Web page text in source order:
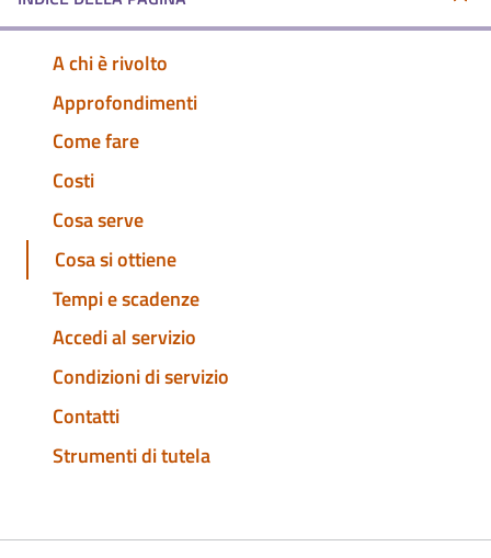
A chi è rivolto
Approfondimenti
Come fare
Costi
Cosa serve
Cosa si ottiene
Tempi e scadenze
Accedi al servizio
Condizioni di servizio
Contatti
Strumenti di tutela